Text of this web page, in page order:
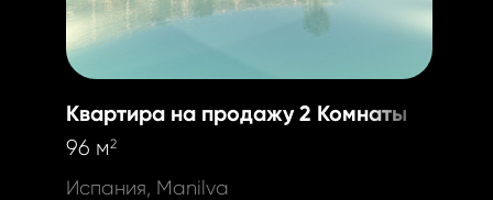
Квартира на продажу 2 Комнаты
96 м2
Испания, Manilva